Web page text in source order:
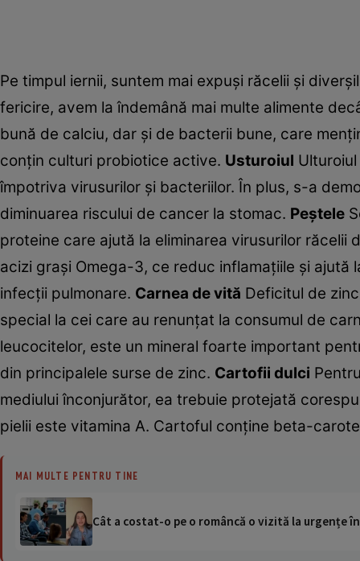
Pe timpul iernii, suntem mai expuşi răcelii şi
fericire, avem la îndemână mai multe alimente
bună de calciu, dar şi de bacterii bune, care
conţin culturi probiotice active. Usturoiul
împotriva virusurilor şi bacteriilor. În plus, s-a
diminuarea riscului de cancer la stomac. Peştele
proteine care ajută la eliminarea virusurilor răcelii
acizi graşi Omega-3, ce reduc inflamaţiile şi
infecţii pulmonare. Carnea de vită Deficitul de
special la cei care au renunţat la consumul de
leucocitelor, este un mineral foarte important
din principalele surse de zinc. Cartofii dulci
mediului înconjurător, ea trebuie protejată
pielii este vitamina A. Cartoful conţine beta-
MAI MULTE PENTRU TINE
Cât a costat-o pe o româncă o vizită la urgențe